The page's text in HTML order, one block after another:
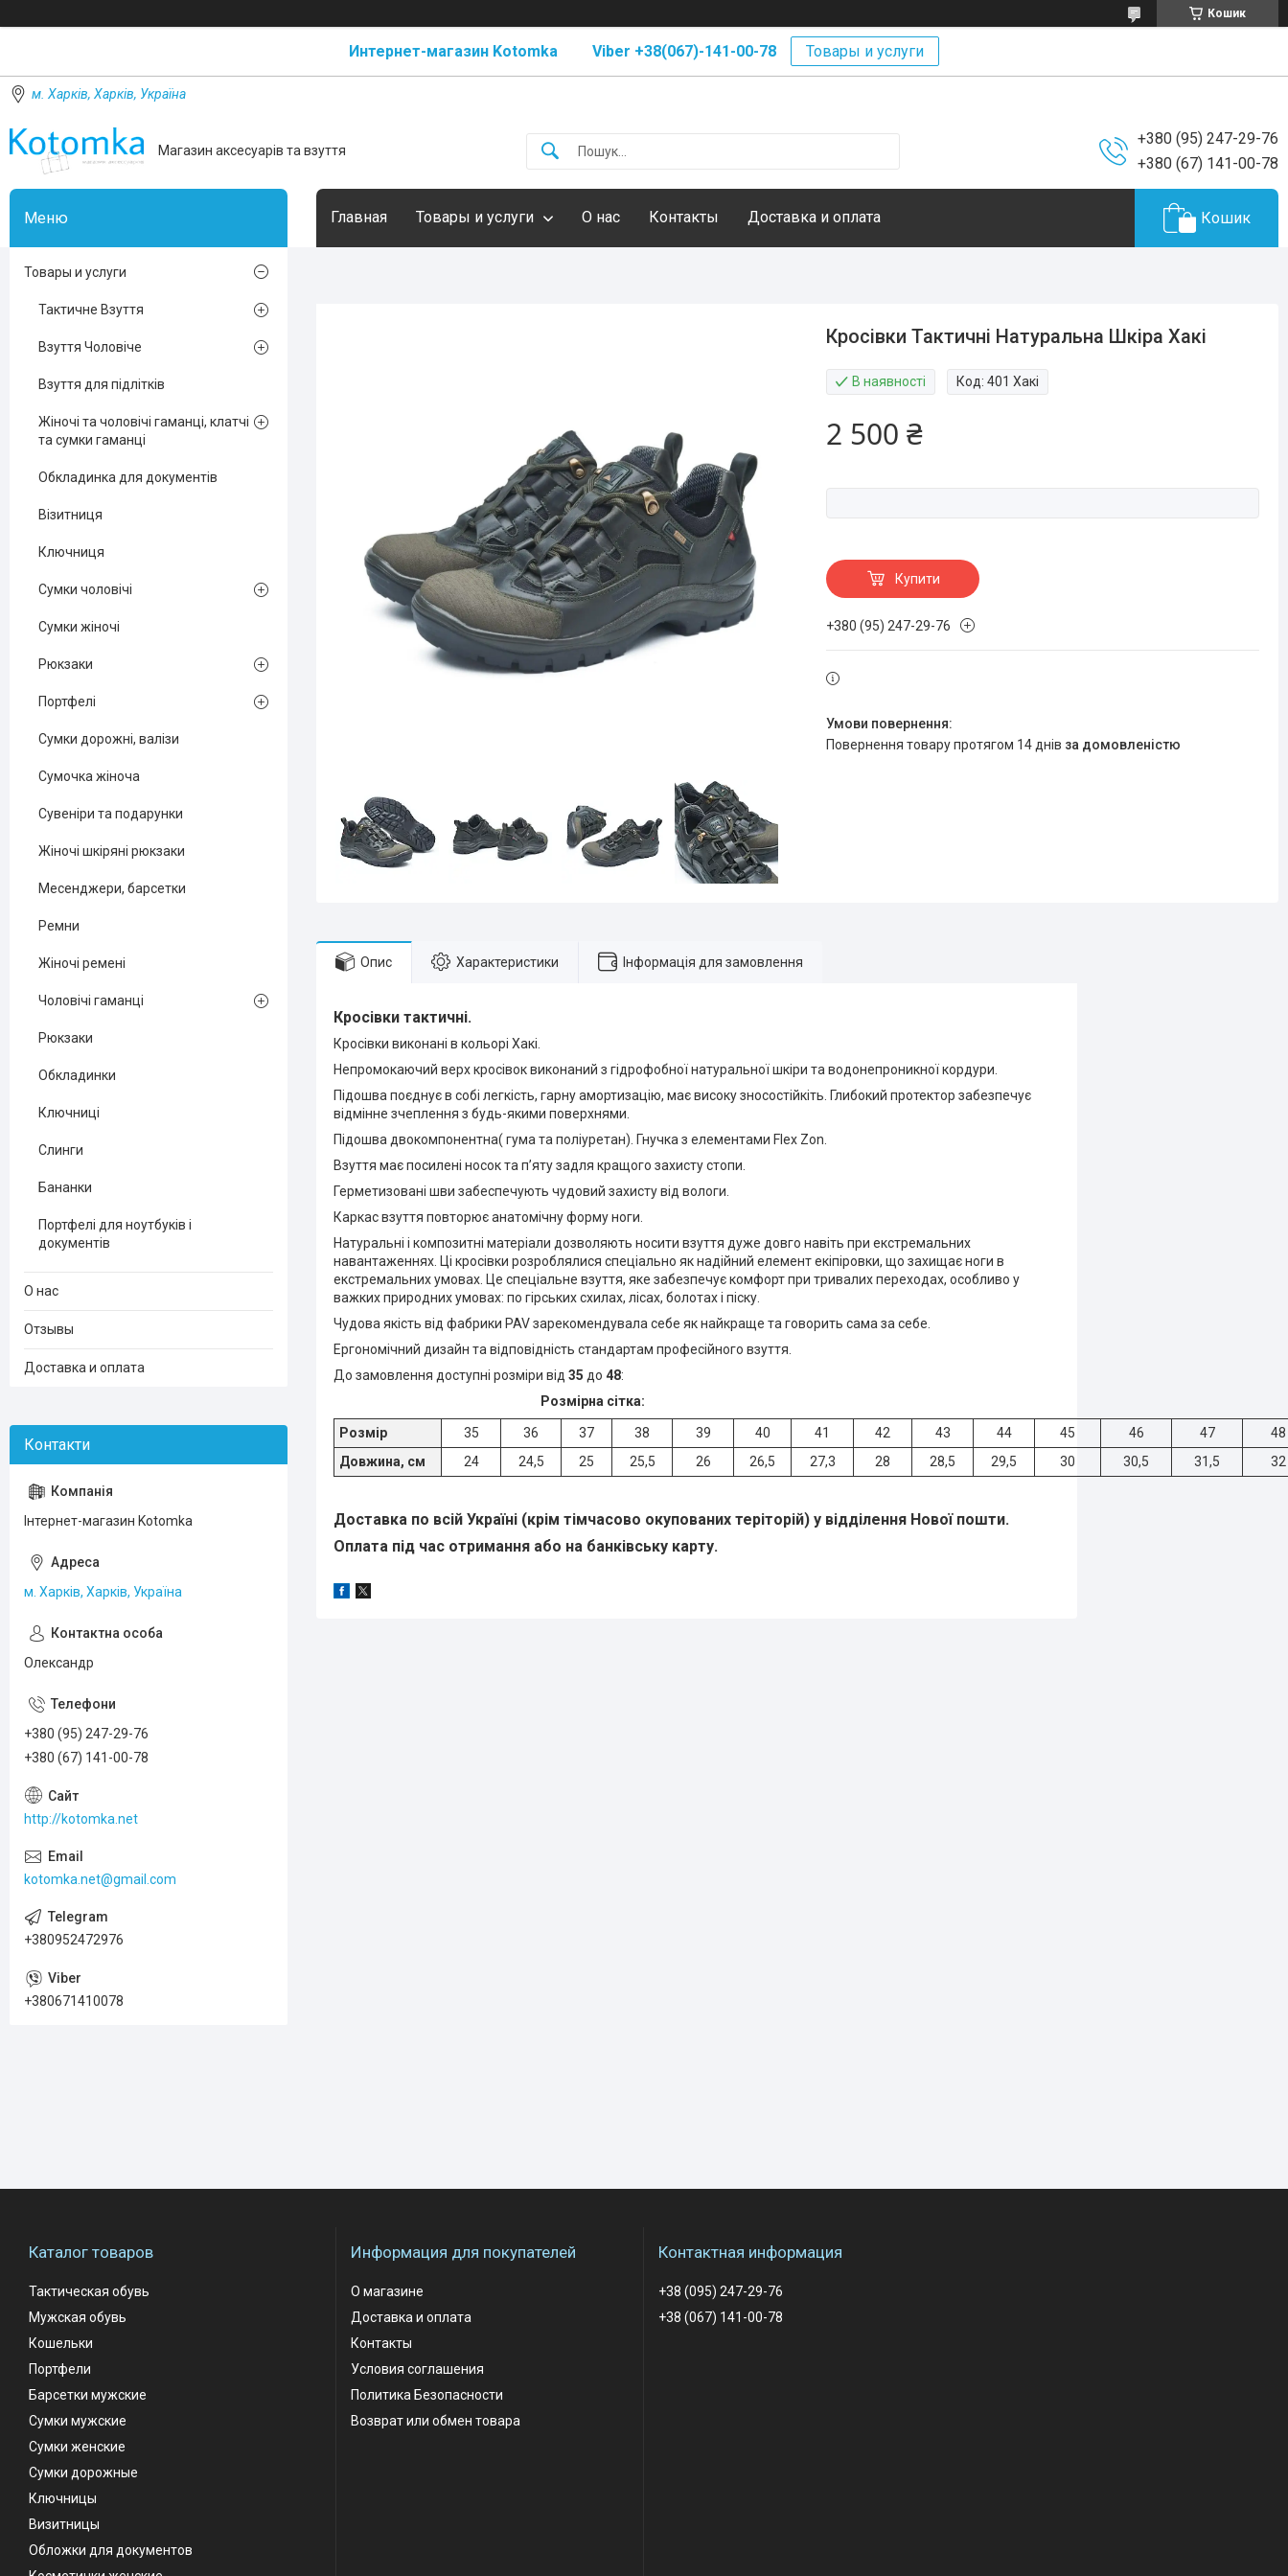
Кошик
Интернет-магазин Kotomka Viber +38(067)-141-00-78 Товары и услуги
м. Харків, Харків, Україна
Магазин аксесуарів та взуття
+380 (95) 247-29-76
+380 (67) 141-00-78
Главная Товары и услуги О нас Контакты Доставка и оплата Кошик
Кросівки Тактичні Натуральна Шкіра Хакі
В наявності Код:401 Хакі
2 500 ₴
Купити
+380 (95) 247-29-76
повернення товару протягом 14 днів за домовленістю
Опис Характеристики Інформація для замовлення
Кросівки тактичні.
Кросівки виконані в кольорі Хакі.
Непромокаючий верх кросівок виконаний з гідрофобної натуральної шкіри та водонепроникної кордури.
Підошва поєднує в собі легкість, гарну амортизацію, має високу зносостійкіть. Глибокий протектор забезпечує
відмінне зчеплення з будь-якими поверхнями.
Підошва двокомпонентна( гума та поліуретан). Гнучка з елементами Flex Zon.
Взуття має посилені носок та пʼяту задля кращого захисту стопи.
Герметизовані шви забеспечують чудовий захисту від вологи.
Каркас взуття повторює анатомічну форму ноги.
Натуральні і композитні матеріали дозволяють носити взуття дуже довго навіть при екстремальних
навантаженнях. Ці кросівки розроблялися спеціально як надійний елемент екіпіровки, що захищає ноги в
екстремальних умовах. Це спеціальне взуття, яке забезпечує комфорт при тривалих переходах, особливо у
важких природних умовах: по гірських схилах, лісах, болотах і піску.
Чудова якість від фабрики PAV зарекомендувала себе як найкраще та говорить сама за себе.
Ергономічний дизайн та відповідність стандартам професійного взуття.
До замовлення доступні розміри від 35 до 48:
Розмірна сітка:
Розмір 35 36 37 38 39 40 41 42 43 44 45 46 47
48
Довжина, см
24 24,5 25 25,5 26 26,5 27,3 28 28,5 29,5 30 30,5 31,5 32
Доставка по всій Україні (крім тімчасово окупованих теріторій) у відділення Нової пошти.
Оплата під час отримання або на банківську карту.
Товары и услуги
Тактичне Взуття
Взуття Чоловіче
Взуття для підлітків
Жіночі та чоловічі гаманці, клатчі
та сумки гаманці
Обкладинка для документів
Візитниця
Ключниця
Сумки чоловічі
Сумки жіночі
Рюкзаки
Портфелі
Сумки дорожні, валізи
Сумочка жіноча
Сувеніри та подарунки
Жіночі шкіряні рюкзаки
Месенджери, барсетки
Ремни
Жіночі ремені
Чоловічі гаманці
Рюкзаки
Обкладинки
Ключниці
Слинги
Бананки
Портфелі для ноутбуків і
документів
О нас
Отзывы
Доставка и оплата
Інтернет-магазин Kotomka
м. Харків, Харків, Україна
Олександр
+380 (95) 247-29-76
+380 (67) 141-00-78
http://kotomka.net
kotomka.net@gmail.com
+380952472976
+380671410078
Каталог товаров
Тактическая обувь
Мужская обувь
Кошельки
Портфели
Барсетки мужские
Сумки мужские
Сумки женские
Сумки дорожные
Ключницы
Визитницы
Обложки для документов
Информация для покупателей
О магазине
Доставка и оплата
Контакты
Условия соглашения
Политика Безопасности
Возврат или обмен товара
Контактная информация
+38 (095) 247-29-76
+38 (067) 141-00-78